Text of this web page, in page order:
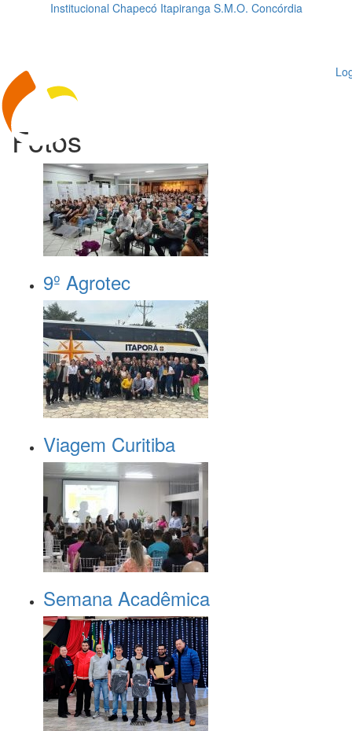
Institucional Chapecó Itapiranga S.M.O. Concórdia
Fotos
9º Agrotec
Viagem Curitiba
Semana Acadêmica